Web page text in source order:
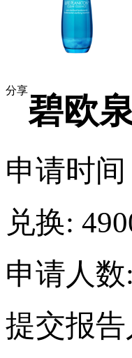
分享
碧欧
申请时
兑换:
申请人数
提交报告